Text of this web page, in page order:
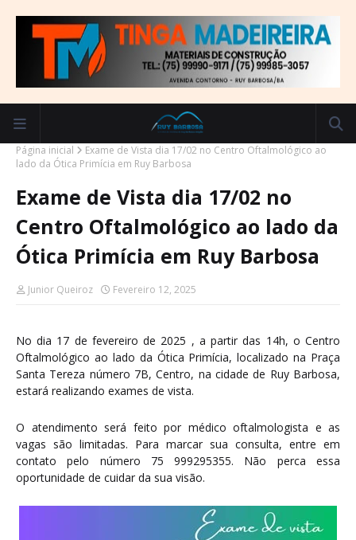
Página inicial
Exame de Vista dia 17/02 no Centro Oftalmológico ao
lado da Ótica Primícia em Ruy Barbosa
Exame de Vista dia 17/02 no
Centro Oftalmológico ao lado da
Ótica Primícia em Ruy Barbosa
Junior Queiroz Fevereiro 12, 2025
No dia 17 de fevereiro de 2025 , a partir das 14h, o Centro
Oftalmológico ao lado da Ótica Primícia, localizado na Praça
Santa Tereza número 7B, Centro, na cidade de Ruy Barbosa,
estará realizando exames de vista.
O atendimento será feito por médico oftalmologista e as
vagas são limitadas. Para marcar sua consulta, entre em
contato pelo número 75 999295355. Não perca essa
oportunidade de cuidar da sua visão.